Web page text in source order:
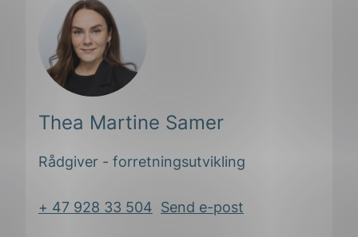
Thea Martine Samer
Rådgiver - forretningsutvikling
+ 47 928 33 504 Send e-post